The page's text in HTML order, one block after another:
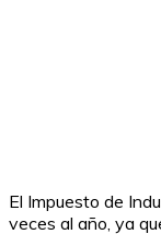
El Impuesto de
veces al año, ya